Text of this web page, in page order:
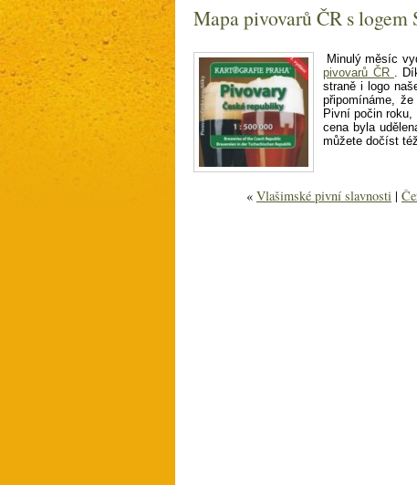
Mapa pivovarů ČR s logem
Minulý měsíc
pivovarů ČR
.
straně i logo
připomínáme,
Pivní počin
cena byla
můžete dočíst
« Vlašimské pivní slavnosti |